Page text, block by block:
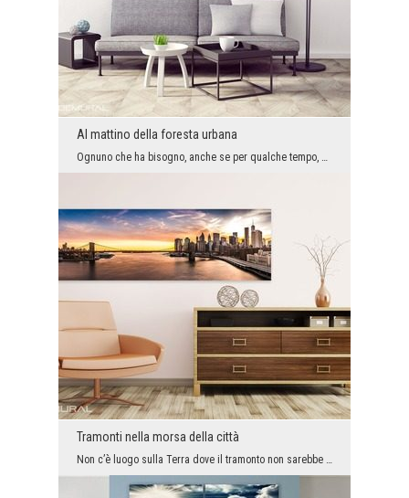
Al mattino della foresta urbana
Ognuno che ha bisogno, anche se per qualche tempo, di sentire un po’ contatto con il mondo pieno ...
Tramonti nella morsa della città
Non c’è luogo sulla Terra dove il tramonto non sarebbe pieno di fascino e di magia di fantasia. I...